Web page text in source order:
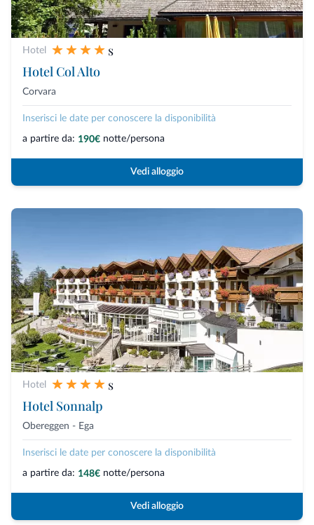
Hotel
s
Hotel Col Alto
Corvara
Inserisci le date per conoscere la disponibilità
a partire da: 190€ notte/persona
Vedi alloggio
Hotel
s
Hotel Sonnalp
Obereggen - Ega
Inserisci le date per conoscere la disponibilità
a partire da: 148€ notte/persona
Vedi alloggio